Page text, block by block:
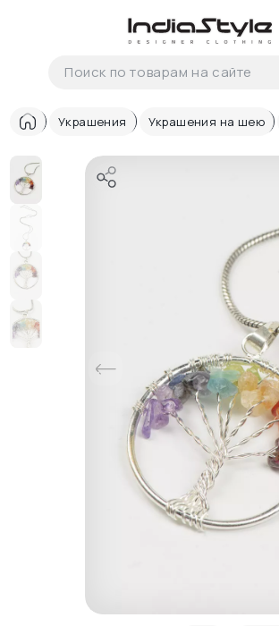
Корзина
В корзиненеттоваров
Корзина покупок пуста..
Украшения Украшения на шею